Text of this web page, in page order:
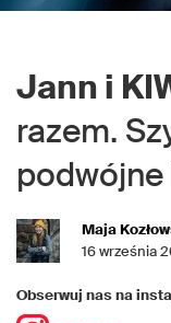
Jann i
razem.
Maja
16 września
Obserwuj nas na